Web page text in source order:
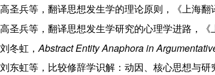
圣兵等，翻译思想发生学的理论原则，《上海翻
圣兵等，翻译思想发生学研究的心理学进路，《
冬虹， Abstract Entity Anaphora in
东虹等，比较修辞学识解：动因、核心思想与研